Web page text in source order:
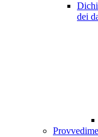
dei